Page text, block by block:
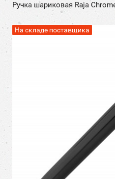
Ручка шариковая Raja
На складе поставщика